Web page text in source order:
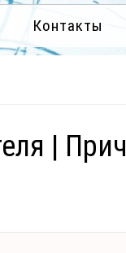
Контакты
|